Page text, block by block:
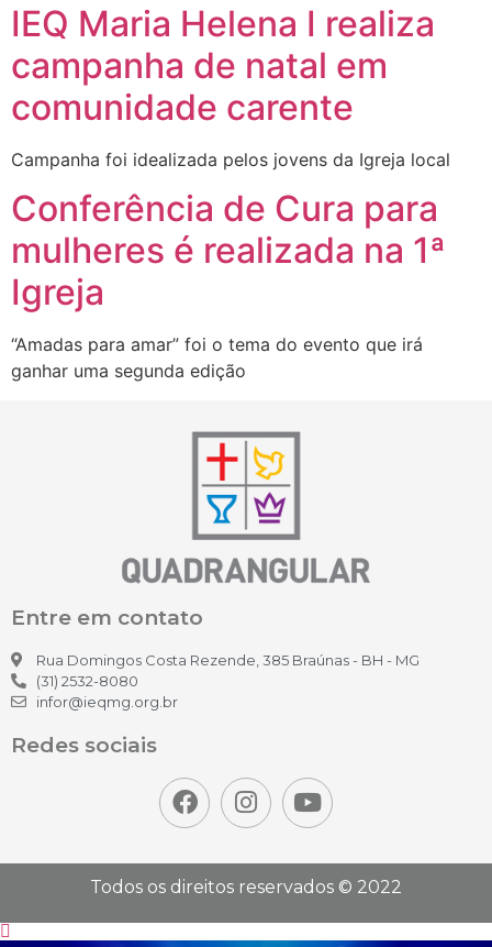
IEQ Maria Helena I realiza
campanha de natal em
comunidade carente
Campanha foi idealizada pelos jovens da Igreja local
Conferência de Cura para
mulheres é realizada na 1ª
Igreja
“Amadas para amar” foi o tema do evento que irá
ganhar uma segunda edição
Entre em contato
Rua Domingos Costa Rezende, 385 Braúnas - BH - MG
(31) 2532-8080
infor@ieqmg.org.br
Redes sociais
Todos os direitos reservados © 2022